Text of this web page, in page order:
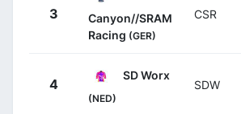
3
Canyon//SRAM
Racing (GER)
CSR
4
SD Worx
(NED)
SDW